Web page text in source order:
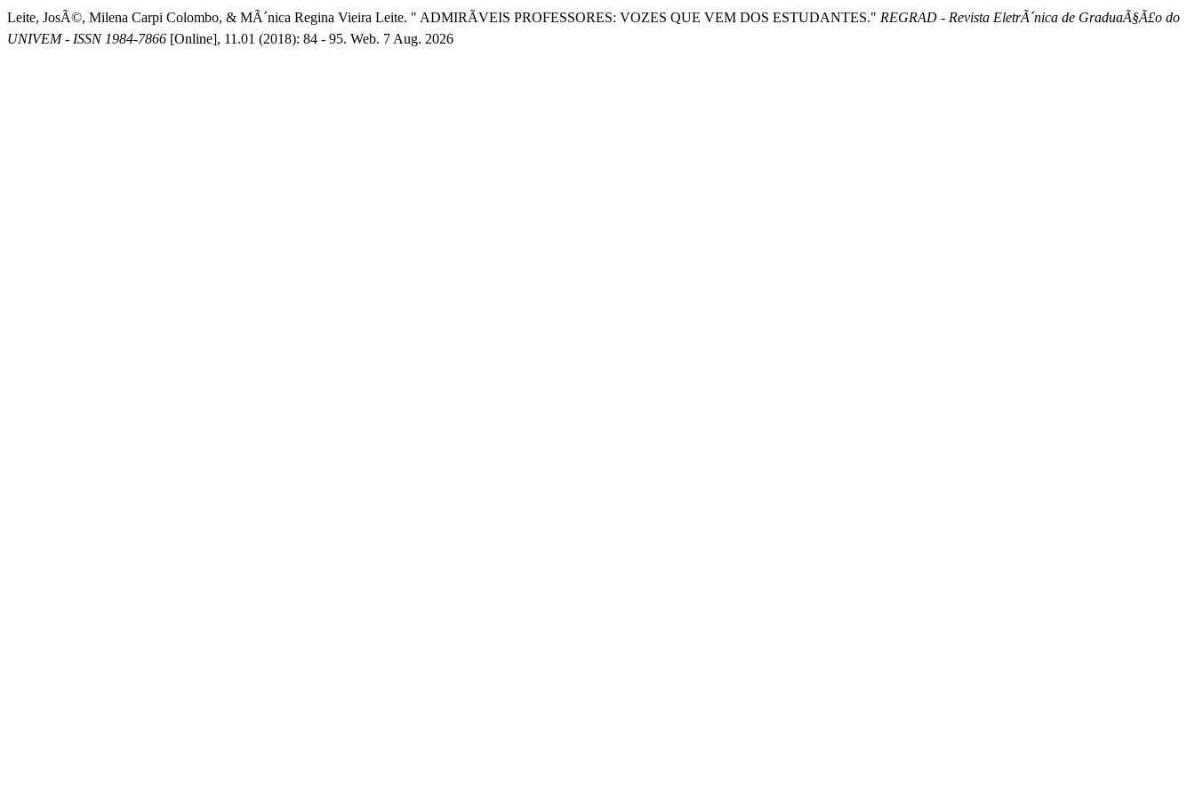
Leite, JosÃ©, Milena Carpi Colombo, & MÃ´nica Regina Vieira Leite. " ADMIRÃVEIS PROFESSORES: VOZES QUE VEM DOS ESTUDANTES." REGRAD - Revista EletrÃ´nica de GraduaÃ§Ã£o do
UNIVEM - ISSN 1984-7866 [Online], 11.01 (2018): 84 - 95. Web. 7 Aug. 2026